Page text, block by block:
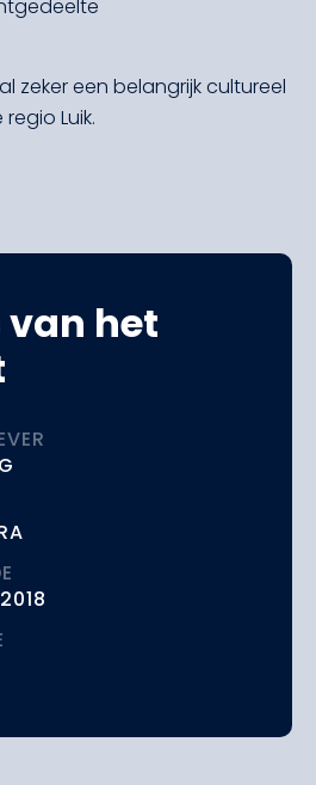
zeker een belangrijk cultureel
Luik.
van het